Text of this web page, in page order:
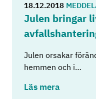
18.12.2018
Julen bring­ar
Julen orsakar
hemmen och i…
Läs mera